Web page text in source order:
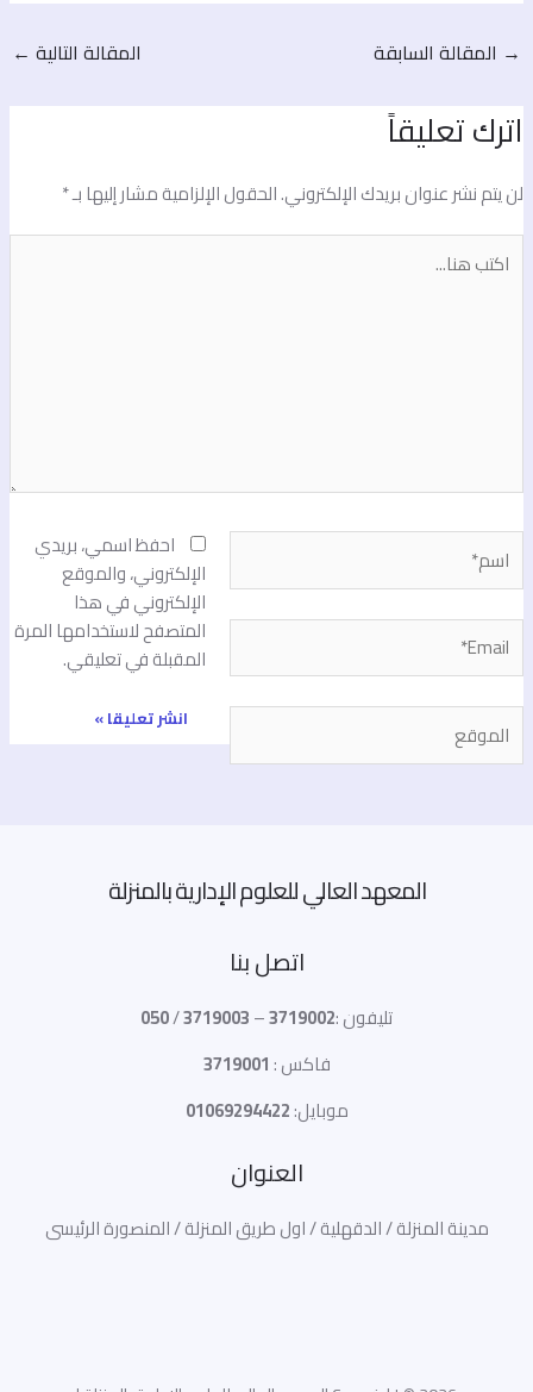
→المقالة السابقة المقالة التالية←
تعليقاً
يتم نشر عنوان بريدك الإلكتروني.الحقول الإلزامية مشار إليها بـ*
احفظ اسمي، بريدي
الإلكتروني، والموقع
الإلكتروني في هذا
المتصفح لاستخدامها المرة
المقبلة في تعليقي.
المعهد العالي للعلوم الإدارية بالمنزلة
اتصل بنا
تليفون :3719002
–
3719003
/
050
فاكس :3719001
موبايل:01069294422
العنوان
مدينة المنزلة / الدقهلية / اول طريق المنزلة / المنصورة الرئيسى